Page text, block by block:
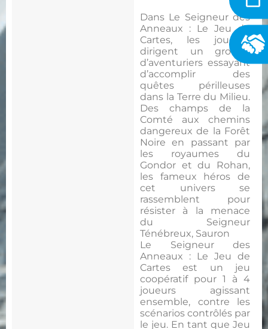
Dans Le Seigneur des
Anneaux : Le Jeu de
Cartes, les joueurs
dirigent un groupe
d’aventuriers essayant
d’accomplir des
quêtes périlleuses
dans la Terre du Milieu.
Des champs de la
Comté aux chemins
dangereux de la Forêt
Noire en passant par
les royaumes du
Gondor et du Rohan,
les fameux héros de
cet univers se
rassemblent pour
résister à la menace
du Seigneur
Ténébreux, Sauron
Le Seigneur des
Anneaux : Le Jeu de
Cartes est un jeu
coopératif pour 1 à 4
joueurs agissant
ensemble, contre les
scénarios contrôlés par
le jeu. En tant que Jeu